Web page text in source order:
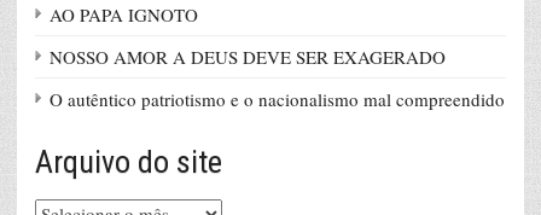
AO PAPA IGNOTO
NOSSO AMOR A DEUS DEVE SER EXAGERADO
O autêntico patriotismo e o nacionalismo mal compreendido
Arquivo do site